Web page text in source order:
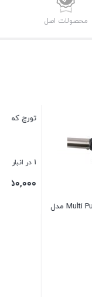
محصولات اصل
تورچ سر بزرگ صنعتی
تومان